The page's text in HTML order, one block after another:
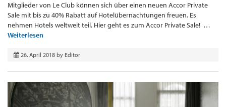
Mitglieder von Le Club können sich über einen neuen Accor Private
Sale mit bis zu 40% Rabatt auf Hotelübernachtungen freuen. Es
nehmen Hotels weltweit teil. Hier geht es zum Accor Private Sale! …
Weiterlesen
26. April 2018 by Editor